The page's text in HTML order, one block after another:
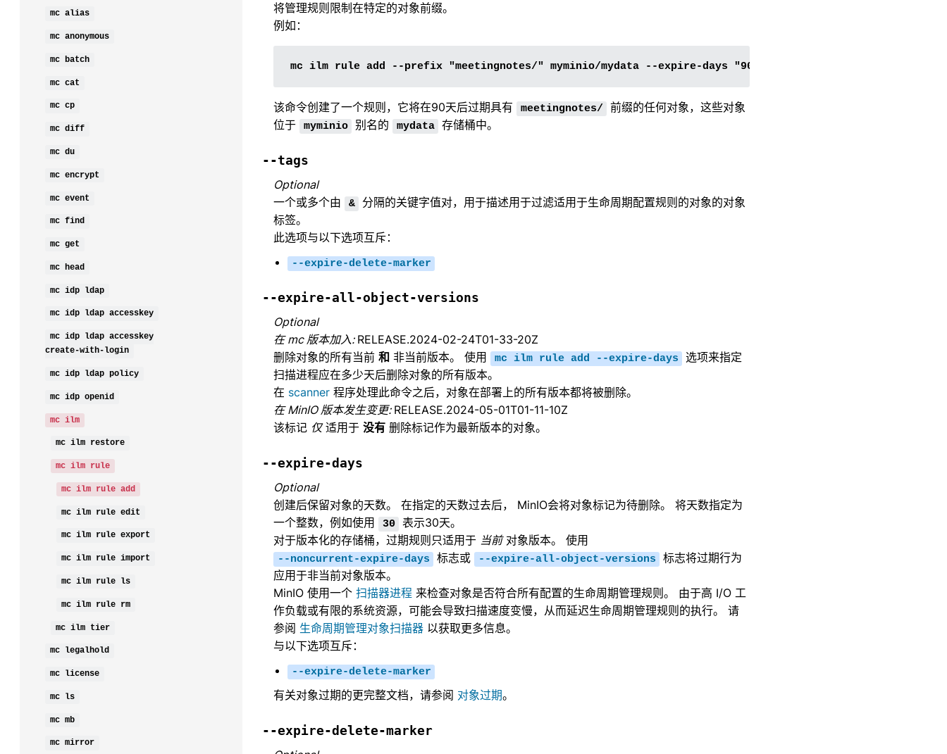
mc alias
mc anonymous
mc batch
mc cat
mc cp
mc diff
mc du
mc encrypt
mc event
mc find
mc get
mc head
mc idp ldap
mc idp ldap accesskey
mc idp ldap accesskey
create-with-login
mc idp ldap policy
mc idp openid
mc ilm
mc ilm restore
mc ilm rule
mc ilm rule add
mc ilm rule edit
mc ilm rule export
mc ilm rule import
mc ilm rule ls
mc ilm rule rm
mc ilm tier
mc legalhold
mc license
mc ls
mc mb
mc mirror
将管理规则限制在特定的对象前缀。
例如：
该命令创建了一个规则，它将在90天后过期具有 meetingnotes/
前缀的任何对象，这些对象
位于
myminio 别名的 mydata 存储桶中。
--tags
Optional
一个或多个由
&
分隔的关键字值对，用于描述用于过滤适用于生命周期配置规则的对象的对象
标签。
此选项与以下选项互斥：
--expire-delete-marker
--expire-all-object-versions
Optional
在 mc 版本加入: RELEASE.2024-02-24T01-33-20Z
删除对象的所有当前 和 非当前版本。 使用 mc ilm rule add --expire-days
选项来指定
扫描进程应在多少天后删除对象的所有版本。
在 scanner 程序处理此命令之后，对象在部署上的所有版本都将被删除。
在 MinIO 版本发生变更: RELEASE.2024-05-01T01-11-10Z
该标记 仅适用于 没有 删除标记作为最新版本的对象。
--expire-days
Optional
创建后保留对象的天数。 在指定的天数过去后， MinIO会将对象标记为待删除。 将天数指定为
一个整数，例如使用
30
表示30天。
对于版本化的存储桶，过期规则只适用于 当前对象版本。 使用
--noncurrent-expire-days 标志或 --expire-all-object-versions
标志将过期行为
应用于非当前对象版本。
MinIO 使用一个 扫描器进程 来检查对象是否符合所有配置的生命周期管理规则。 由于高 I/O 工
作负载或有限的系统资源，可能会导致扫描速度变慢，从而延迟生命周期管理规则的执行。 请
参阅 生命周期管理对象扫描器 以获取更多信息。
与以下选项互斥：
--expire-delete-marker
有关对象过期的更完整文档，请参阅 对象过期。
--expire-delete-marker